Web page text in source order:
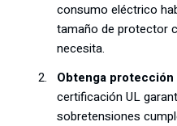
consumo eléctrico
tamaño de protector
necesita.
Obtenga
certificación UL
sobretensiones